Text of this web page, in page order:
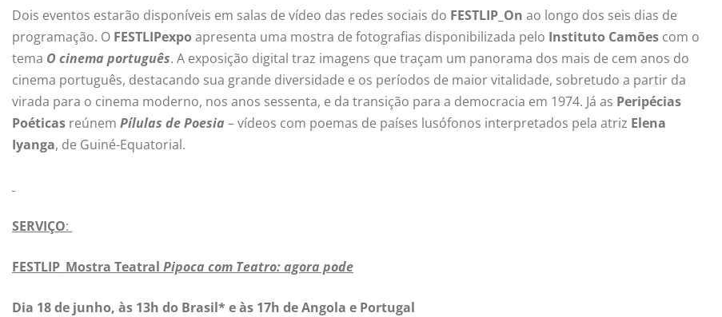
Dois eventos estarão disponíveis em salas de vídeo das redes sociais do FESTLIP_On ao longo dos seis dias de
programação. O FESTLIPexpo apresenta uma mostra de fotografias disponibilizada pelo Instituto Camões com o
tema O cinema português. A exposição digital traz imagens que traçam um panorama dos mais de cem anos do
cinema português, destacando sua grande diversidade e os períodos de maior vitalidade, sobretudo a partir da
virada para o cinema moderno, nos anos sessenta, e da transição para a democracia em 1974. Já as Peripécias
Poéticas reúnem Pílulas de Poesia – vídeos com poemas de países lusófonos interpretados pela atriz Elena
Iyanga, de Guiné-Equatorial.
SERVIÇO:
FESTLIP_Mostra Teatral Pipoca com Teatro: agora pode
Dia 18 de junho, às 13h do Brasil* e às 17h de Angola e Portugal